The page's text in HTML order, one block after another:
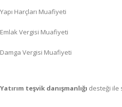
Yapı Harçları Muafiyeti
Emlak Vergisi Muafiyeti
Damga Vergisi Muafiyeti
Yatırım teşvik danışmanlığı desteği ile